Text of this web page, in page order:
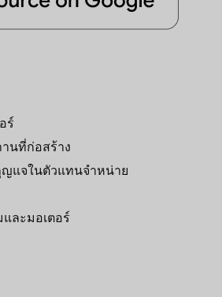
ร์
นที่ก่อสร้าง
แจในตัวแทนจำหน่าย
ละมอเตอร์